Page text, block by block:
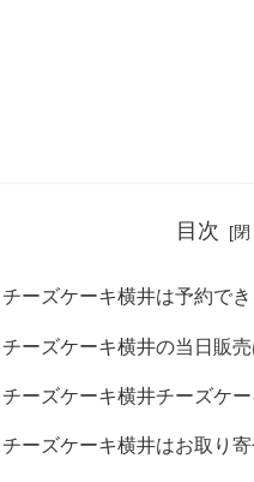
目次
チーズケーキ横井は予約でき
チーズケーキ横井の当日販
チーズケーキ横井チーズケ
チーズケーキ横井はお取り